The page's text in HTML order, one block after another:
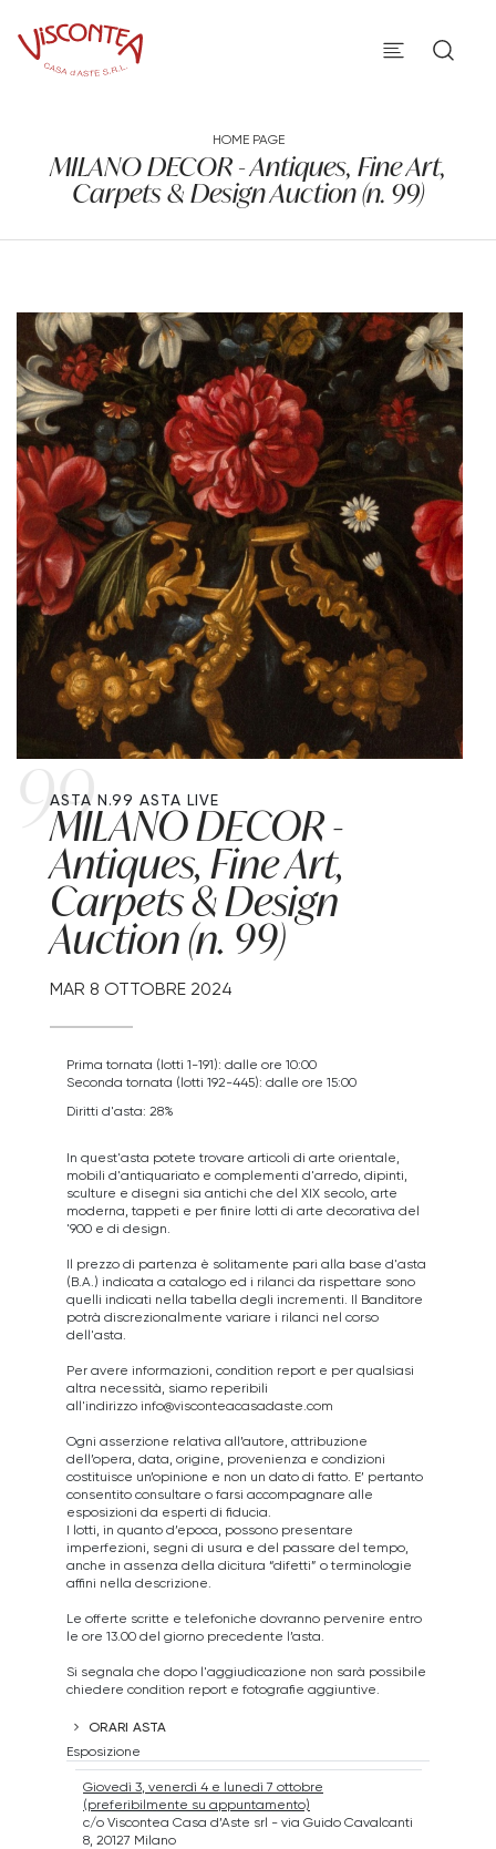
HOME PAGE
MILANO DECOR - Antiques, Fine Art,
Carpets & Design Auction (n. 99)
99
ASTA N.99 ASTA LIVE
MILANO DECOR -
Antiques, Fine Art,
Carpets & Design
Auction (n. 99)
MAR 8 OTTOBRE 2024
Prima tornata (lotti 1-191): dalle ore 10:00
Seconda tornata (lotti 192-445): dalle ore 15:00
Diritti d'asta: 28%
In quest'asta potete trovare articoli di arte orientale,
mobili d'antiquariato e complementi d'arredo, dipinti,
sculture e disegni sia antichi che del XIX secolo, arte
moderna, tappeti e per finire lotti di arte decorativa del
'900 e di design.
Il prezzo di partenza è solitamente pari alla base d'asta
(B.A.) indicata a catalogo ed i rilanci da rispettare sono
quelli indicati nella tabella degli incrementi. Il Banditore
potrà discrezionalmente variare i rilanci nel corso
dell'asta.
Per avere informazioni, condition report e per qualsiasi
altra necessità, siamo reperibili
all'indirizzo info@visconteacasadaste.com
Ogni asserzione relativa all’autore, attribuzione
dell’opera, data, origine, provenienza e condizioni
costituisce un’opinione e non un dato di fatto. E’ pertanto
consentito consultare o farsi accompagnare alle
esposizioni da esperti di fiducia.
I lotti, in quanto d’epoca, possono presentare
imperfezioni, segni di usura e del passare del tempo,
anche in assenza della dicitura “difetti” o terminologie
affini nella descrizione.
Le offerte scritte e telefoniche dovranno pervenire entro
le ore 13.00 del giorno precedente l’asta.
Si segnala che dopo l'aggiudicazione non sarà possibile
chiedere condition report e fotografie aggiuntive.
ORARI ASTA
Esposizione
Giovedì 3, venerdì 4 e lunedì 7 ottobre
(preferibilmente su appuntamento)
c/o Viscontea Casa d’Aste srl - via Guido Cavalcanti
8, 20127 Milano